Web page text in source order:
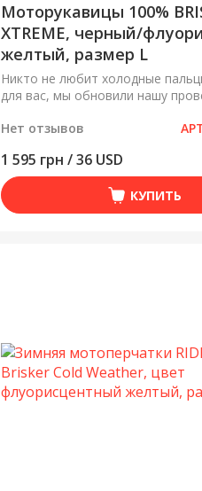
Моторукавицы 100%
XTREME, черный/
желтый, размер L
Никто не любит холодные
для вас, мы обновили нашу
Нет отзывов
1 595 грн / 36 USD
КУПИТЬ